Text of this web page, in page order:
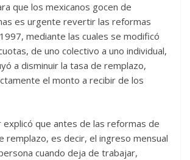
que los mexicanos gocen de
es urgente revertir las reformas
mediante las cuales se modificó
de uno colectivo a uno individual,
a disminuir la tasa de remplazo,
el monto a recibir de los
explicó que antes de las reformas de
remplazo, es decir, el ingreso mensual
cuando deja de trabajar,